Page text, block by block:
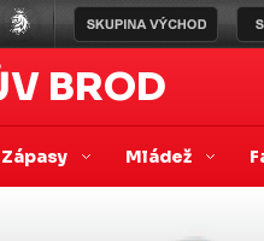
BROD
Zápasy Mládež